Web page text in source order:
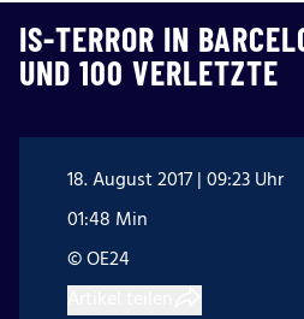
IS-TERROR IN
UND 100 VERLETZTE
18. August 2017 | 09:23 Uhr
01:48 Min
© OE24